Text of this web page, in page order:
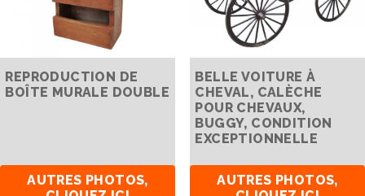
REPRODUCTION DE
BOÎTE MURALE DOUBLE
AUTRES PHOTOS,
BELLE VOITURE À
CHEVAL, CALÈCHE
POUR CHEVAUX,
BUGGY, CONDITION
EXCEPTIONNELLE
AUTRES PHOTOS,